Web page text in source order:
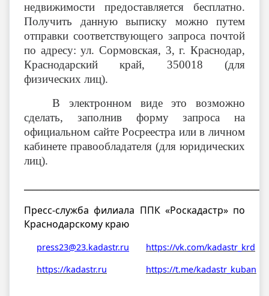
недвижимости предоставляется бесплатно.
Получить данную выписку можно путем
отправки соответствующего запроса почтой
по адресу: ул. Сормовская, 3, г. Краснодар,
Краснодарский край, 350018 (для
физических лиц).
В электронном виде это возможно
сделать, заполнив форму запроса на
официальном сайте Росреестра или в личном
кабинете правообладателя (для юридических
лиц).
Пресс-служба филиала ППК «Роскадастр» по
Краснодарскому краю
press23@23.kadastr.ru
https://vk.com/kadastr_krd
https://kadastr.ru
https://t.me/kadastr_kuban